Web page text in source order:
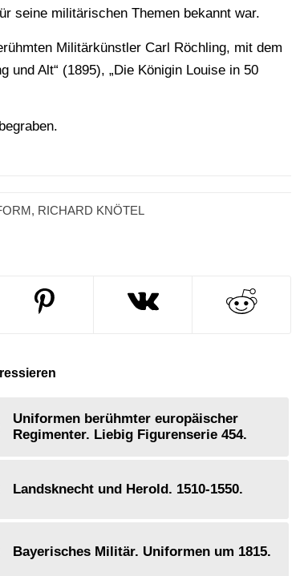
seine militärischen Themen bekannt war.
Militärkünstler Carl Röchling, mit dem
und Alt“ (1895), „Die Königin Louise in 50
, RICHARD KNÖTEL
Uniformen berühmter europäischer
Regimenter. Liebig Figurenserie 454.
Landsknecht und Herold. 1510-1550.
Bayerisches Militär. Uniformen um 1815.